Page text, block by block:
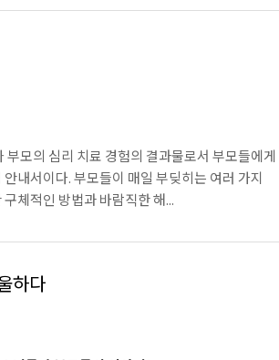
모의 심리 치료 경험의 결과물로서 부모들에게
내서이다. 부모들이 매일 부딪히는 여러 가지
체적인 방법과 바람직한 해...
하다